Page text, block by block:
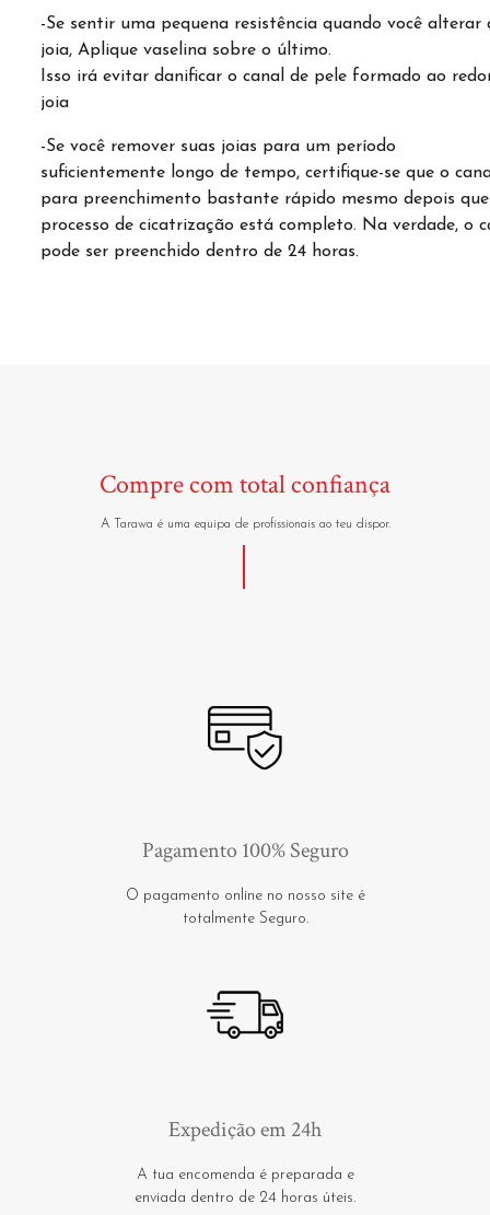
-Se sentir uma pequena resistência quando você alterar
joia, Aplique vaselina sobre o último.
Isso irá evitar danificar o canal de pele formado ao
joia
-Se você remover suas joias para um período
suficientemente longo de tempo, certifique-se que o
para preenchimento bastante rápido mesmo depois
processo de cicatrização está completo. Na verdade, o
pode ser preenchido dentro de 24 horas.
Compre com total confiança
A Tarawa é uma equipa de profissionais ao teu dispor.
Pagamento 100% Seguro
O pagamento online no nosso site é
totalmente Seguro.
Expedição em 24h
A tua encomenda é preparada e
enviada dentro de 24 horas úteis.